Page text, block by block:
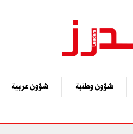
شؤون وطنية شؤون عربية